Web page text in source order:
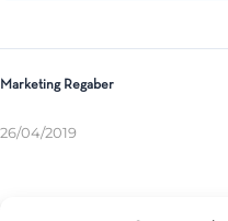
Marketing Regaber
26/04/2019